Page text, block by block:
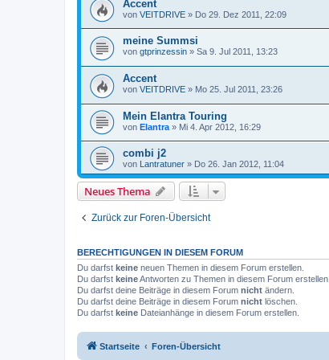
Accent
von VEITDRIVE » Do 29. Dez 2011, 22:09
meine Summsi
von gtprinzessin » Sa 9. Jul 2011, 13:23
Accent
von VEITDRIVE » Mo 25. Jul 2011, 23:26
Mein Elantra Touring
von Elantra » Mi 4. Apr 2012, 16:29
combi j2
von Lantratuner » Do 26. Jan 2012, 11:04
Neues Thema
Zurück zur Foren-Übersicht
BERECHTIGUNGEN IN DIESEM FORUM
Du darfst keine neuen Themen in diesem Forum erstellen.
Du darfst keineAntworten zu Themen in diesem Forum erstellen.
Du darfst deine Beiträge in diesem Forum nicht ändern.
Du darfst deine Beiträge in diesem Forum nicht löschen.
Du darfst keine Dateianhänge in diesem Forum erstellen.
Startseite Foren-Übersicht